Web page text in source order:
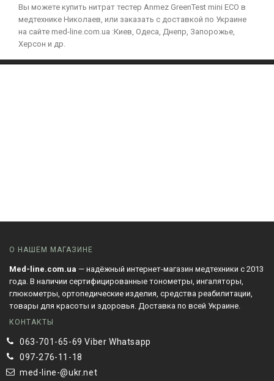
Вы можете купить нитрат тестер Anmez GreenTest mini ECO в
медтехнике Николаев, или заказать с доставкой по Украине
на сайте med-line.com.ua :Киев, Одеса, Днепр, Запорожье,
Херсон и др.
О НАШЕМ МАГАЗИНЕ
Med-line.com.ua — надёжный интернет-магазин медтехники с 2013
года. В наличии сертифицированные тонометры, ингаляторы,
глюкометры, ортопедические изделия, средства реабилитации,
товары для красоты и здоровья. Доставка по всей Украине.
КОНТАКТЫ
063-701-65-69 Viber Whatsapp
097-276-11-18
med-line-@ukr.net